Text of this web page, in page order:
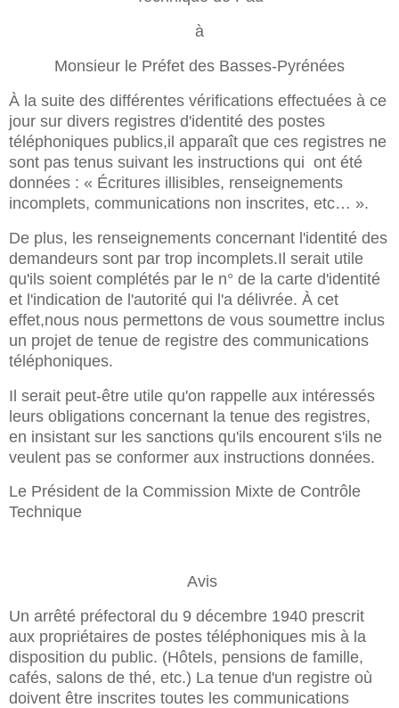
à
Monsieur le Préfet des Basses-Pyrénées
À la suite des différentes vérifications effectuées à ce
jour sur divers registres d'identité des postes
téléphoniques publics,il apparaît que ces registres ne
sont pas tenus suivant les instructions qui ont été
données : « Écritures illisibles, renseignements
incomplets, communications non inscrites, etc… ».
De plus, les renseignements concernant l'identité des
demandeurs sont par trop incomplets.Il serait utile
qu'ils soient complétés par le n° de la carte d'identité
et l'indication de l'autorité qui l'a délivrée. À cet
effet,nous nous permettons de vous soumettre inclus
un projet de tenue de registre des communications
téléphoniques.
Il serait peut-être utile qu'on rappelle aux intéressés
leurs obligations concernant la tenue des registres,
en insistant sur les sanctions qu'ils encourent s'ils ne
veulent pas se conformer aux instructions données.
Le Président de la Commission Mixte de Contrôle
Technique
Avis
Un arrêté préfectoral du 9 décembre 1940 prescrit
aux propriétaires de postes téléphoniques mis à la
disposition du public. (Hôtels, pensions de famille,
cafés, salons de thé, etc.) La tenue d'un registre où
doivent être inscrites toutes les communications